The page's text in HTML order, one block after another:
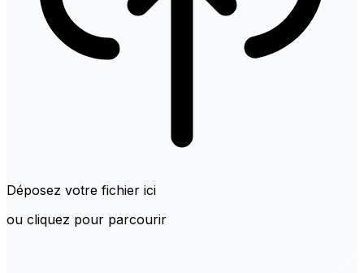
Déposez votre fichier ici
ou cliquez pour parcourir